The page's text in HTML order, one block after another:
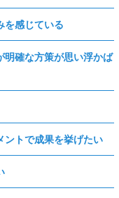
を感じている
明確な方策が思い浮かば
ントで成果を挙げたい